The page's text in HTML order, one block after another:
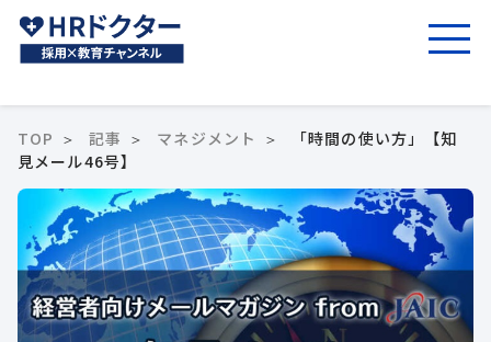
TOP 記事 マネジメント
「時間の使い方」【知
見メール46号】